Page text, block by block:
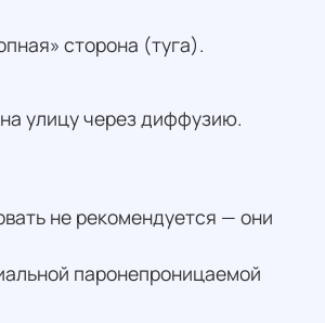
сторона (туга).
улицу через диффузию.
не рекомендуется — они
паронепроницаемой